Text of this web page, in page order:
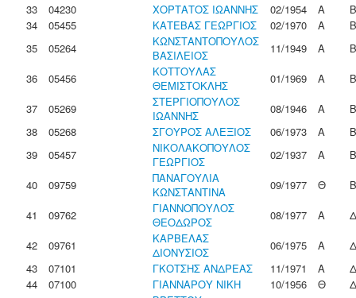
33
04230 ΧΟΡΤΑΤΟΣ ΙΩΑΝΝΗΣ 02/1954 Α
34
05455 ΚΑΤΕΒΑΣ ΓΕΩΡΓΙΟΣ 02/1970 Α
35
05264
ΚΩΝΣΤΑΝΤΟΠΟΥΛΟΣ
ΒΑΣΙΛΕΙΟΣ
11/1949 Α
36
05456
ΚΟΤΤΟΥΛΑΣ
ΘΕΜΙΣΤΟΚΛΗΣ
01/1969 Α
37
05269
ΣΤΕΡΓΙΟΠΟΥΛΟΣ
ΙΩΑΝΝΗΣ
08/1946 Α
38
05268 ΣΓΟΥΡΟΣ ΑΛΕΞΙΟΣ 06/1973 Α
39
05457
ΝΙΚΟΛΑΚΟΠΟΥΛΟΣ
ΓΕΩΡΓΙΟΣ
02/1937 Α
40
09759
ΠΑΝΑΓΟΥΛΙΑ
ΚΩΝΣΤΑΝΤΙΝΑ
09/1977 Θ
41
09762
ΓΙΑΝΝΟΠΟΥΛΟΣ
ΘΕΟΔΩΡΟΣ
08/1977 Α
42
09761
ΚΑΡΒΕΛΑΣ
ΔΙΟΝΥΣΙΟΣ
06/1975 Α
43
07101 ΓΚΟΤΣΗΣ ΑΝΔΡΕΑΣ 11/1971 Α
44
07100 ΓΙΑΝΝΑΡΟΥ ΝΙΚΗ 10/1956 Θ